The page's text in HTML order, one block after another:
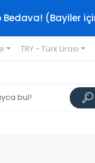
Bedava! (Bayiler
TRY - Türk Lirası